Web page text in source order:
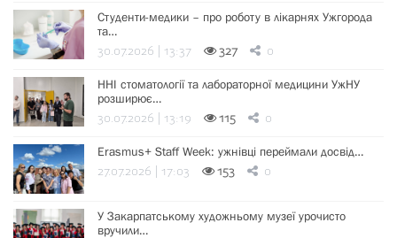
Студенти-медики – про роботу в лікарнях Ужгорода
та…
30.07.2026 | 13:37 327 0
ННІ стоматології та лабораторної медицини УжНУ
розширює…
30.07.2026 | 13:19 115 0
Erasmus+ Staff Week: ужнівці переймали досвід…
27.07.2026 | 17:03 153 0
У Закарпатському художньому музеї урочисто
вручили…